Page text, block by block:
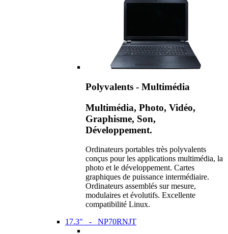
Polyvalents - Multimédia
Multimédia, Photo, Vidéo,
Graphisme, Son,
Développement.
Ordinateurs portables très polyvalents
conçus pour les applications multimédia, la
photo et le développement. Cartes
graphiques de puissance intermédiaire.
Ordinateurs assemblés sur mesure,
modulaires et évolutifs. Excellente
compatibilité Linux.
17.3" - NP70RNJT